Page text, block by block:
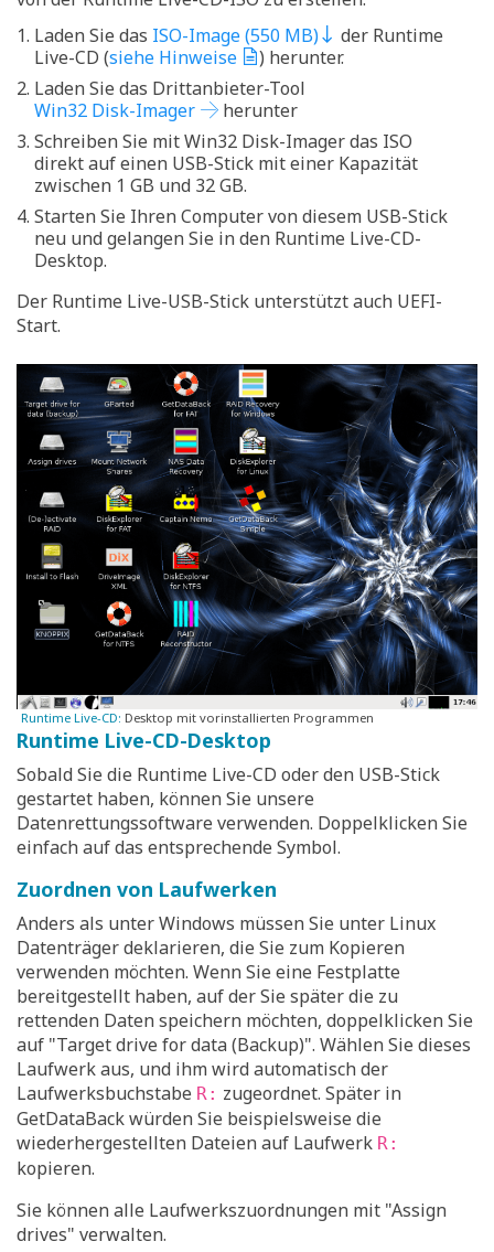
Laden Sie das ISO-Image (550 MB)
der Runtime
Live-CD (siehe Hinweise
) herunter.
Laden Sie das Drittanbieter-Tool
Win32 Disk-Imager
herunter
Schreiben Sie mit Win32 Disk-Imager das ISO
direkt auf einen USB-Stick mit einer Kapazität
zwischen 1 GB und 32 GB.
Starten Sie Ihren Computer von diesem USB-Stick
neu und gelangen Sie in den Runtime Live-CD-
Desktop.
Der Runtime Live-USB-Stick unterstützt auch UEFI-
Start.
Runtime Live-CD: Desktop mit vorinstallierten Programmen
Runtime Live-CD-Desktop
Sobald Sie die Runtime Live-CD oder den USB-Stick
gestartet haben, können Sie unsere
Datenrettungssoftware verwenden. Doppelklicken Sie
einfach auf das entsprechende Symbol.
Zuordnen von Laufwerken
Anders als unter Windows müssen Sie unter Linux
Datenträger deklarieren, die Sie zum Kopieren
verwenden möchten. Wenn Sie eine Festplatte
bereitgestellt haben, auf der Sie später die zu
rettenden Daten speichern möchten, doppelklicken Sie
auf "Target drive for data (Backup)". Wählen Sie dieses
Laufwerk aus, und ihm wird automatisch der
Laufwerksbuchstabe R: zugeordnet. Später in
GetDataBack würden Sie beispielsweise die
wiederhergestellten Dateien auf Laufwerk R:
kopieren.
Sie können alle Laufwerkszuordnungen mit "Assign
drives" verwalten.